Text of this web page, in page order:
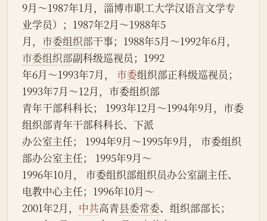
9月～1987年1月，淄博市职工大学汉语言文学专
业学员）；1987年2月～1988年5
月， 市委组织部干事；1988年5月～1992年6月，
市委组织部副科级巡视员；1992
年6月～1993年7月， 市委组织部正科级巡视员；
1993年7月～12月，市委组织部
青年干部科科长； 1993年12月～1994年9月，市委
组织部青年干部科科长、下派
办公室主任； 1994年9月～1995年9月， 市委组织
部办公室主任； 1995年9月～
1996年10月， 市委组织部组织员办公室副主任、
电教中心主任；1996年10月～
2001年2月， 中共高青县委常委、组织部部长；